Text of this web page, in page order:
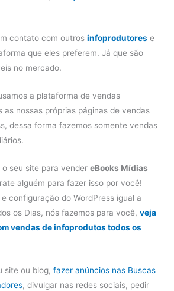
contato com outros infoprodutores e
que eles preferem. Já que são
no mercado.
a plataforma de vendas
as nossas próprias páginas de vendas
dessa forma fazemos somente vendas
seu site para vender eBooks Mídias
alguém para fazer isso por você!
configuração do WordPress igual a
os Dias, nós fazemos para você, veja
vendas de infoprodutos todos os
site ou blog, fazer anúncios nas Buscas
, divulgar nas redes sociais, pedir